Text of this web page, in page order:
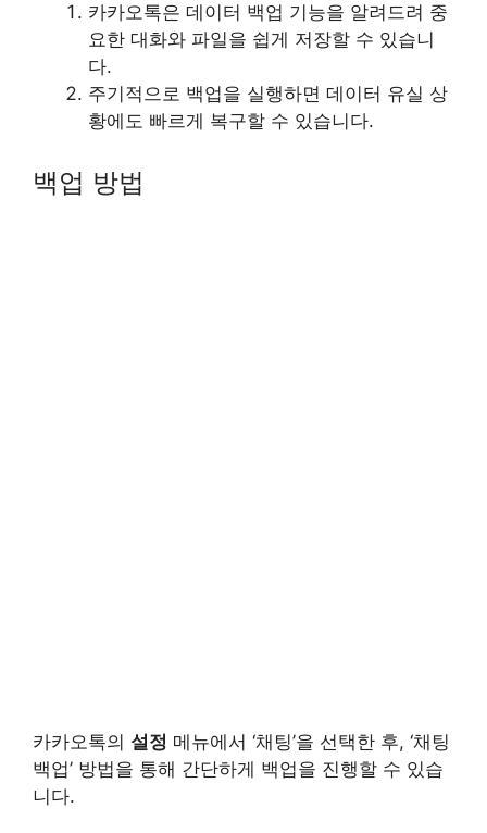
카카오톡은 데이터 백업 기능을 알려드려 중
요한 대화와 파일을 쉽게 저장할 수 있습니
다.
주기적으로 백업을 실행하면 데이터 유실 상
황에도 빠르게 복구할 수 있습니다.
백업 방법
카카오톡의 설정 메뉴에서 ‘채팅’을 선택한 후, ‘채팅
백업’ 방법을 통해 간단하게 백업을 진행할 수 있습
니다.